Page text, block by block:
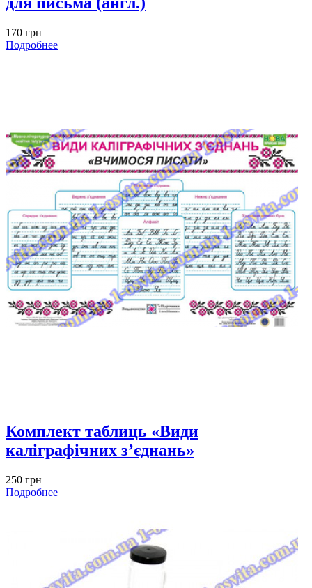
170 грн
Подробнее
Комплект таблиць «Види
каліграфічних з’єднань»
250 грн
Подробнее